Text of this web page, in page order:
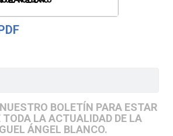
BOLETÍN PARA ESTAR
TODA LA ACTUALIDAD DE LA
ÁNGEL BLANCO.